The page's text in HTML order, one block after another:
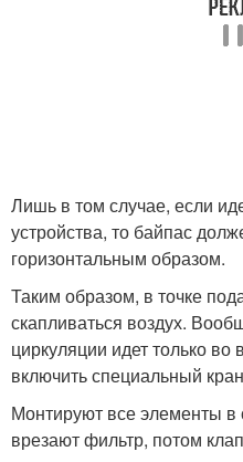
Лишь в том случае, если
устройства, то байпас
горизонтальным образом.
Таким образом, в точке
скапливаться воздух.
циркуляции идет только
включить специальный
Монтируют все элементы в
врезают фильтр, потом